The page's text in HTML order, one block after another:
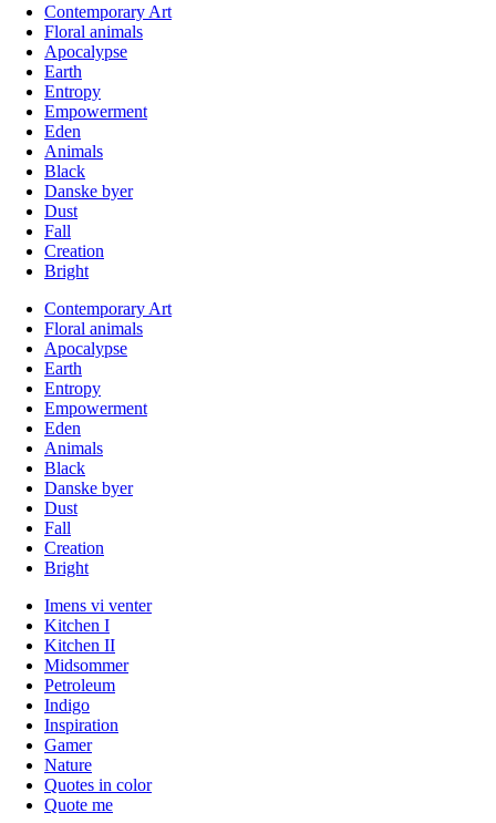
Contemporary Art
Floral animals
Apocalypse
Earth
Entropy
Empowerment
Eden
Animals
Black
Danske byer
Dust
Fall
Creation
Bright
Contemporary Art
Floral animals
Apocalypse
Earth
Entropy
Empowerment
Eden
Animals
Black
Danske byer
Dust
Fall
Creation
Bright
Imens vi venter
Kitchen I
Kitchen II
Midsommer
Petroleum
Indigo
Inspiration
Gamer
Nature
Quotes in color
Quote me